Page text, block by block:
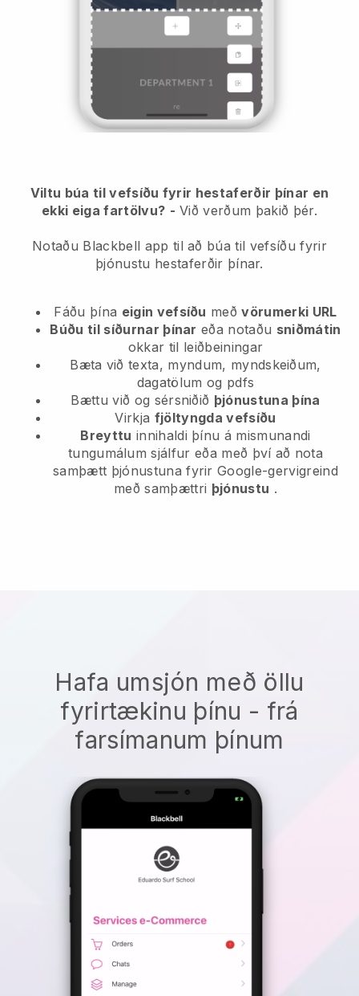
Viltu búa til vefsíðu fyrir hestaferðir þínar en
ekki eiga fartölvu? - Við verðum þakið þér.
Notaðu Blackbell app til að búa til vefsíðu fyrir
þjónustu hestaferðir þínar.
Fáðu þína eigin vefsíðu meðvörumerki URL
Búðu til síðurnar þínar eða notaðu sniðmátin
okkar til leiðbeiningar
Bæta við texta, myndum, myndskeiðum,
dagatölum og pdfs
Bættu við og sérsniðið þjónustuna þína
Virkja fjöltyngda vefsíðu
Breyttu innihaldi þínu á mismunandi
tungumálum sjálfur eða með því að nota
samþætt þjónustuna fyrir Google-gervigreind
með samþættri þjónustu .
Hafa umsjón með öllu
fyrirtækinu þínu - frá
farsímanum þínum